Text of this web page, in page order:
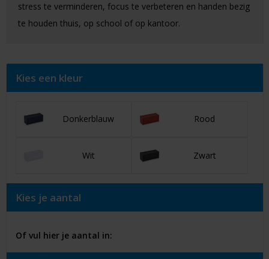
stress te verminderen, focus te verbeteren en handen bezig
te houden thuis, op school of op kantoor.
Kies een kleur
Donkerblauw Rood
Wit Zwart
Kies je aantal
Of vul hier je aantal in: